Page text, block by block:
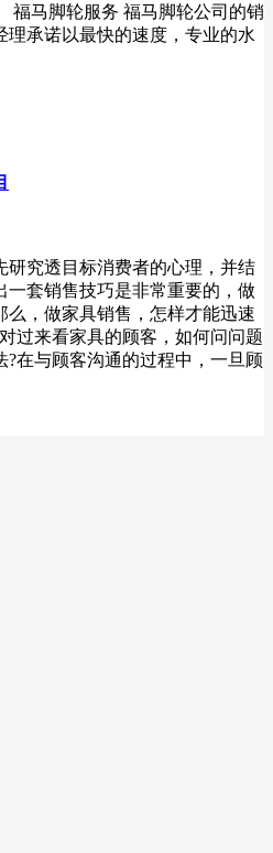
福马脚轮服务 福马脚轮公司的销
理承诺以最快的速度，专业的水
研究透目标消费者的心理，并结
一套销售技巧是非常重要的，做
么，做家具销售，怎样才能迅速
过来看家具的顾客，如何问问题
?在与顾客沟通的过程中，一旦顾